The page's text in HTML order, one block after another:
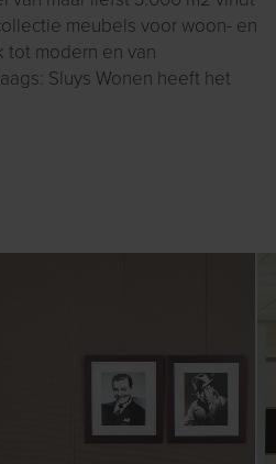
meubels voor woon- en
tot modern en van
Sluys Wonen heeft het